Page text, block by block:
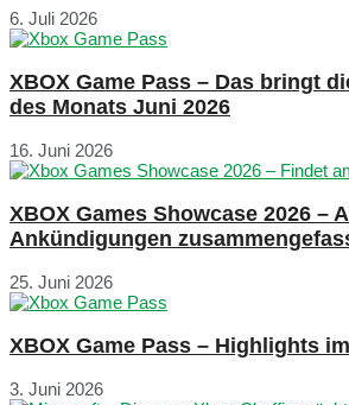
6. Juli 2026
XBOX Game Pass – Das bringt
des Monats Juni 2026
16. Juni 2026
XBOX Games Showcase 2026 –
Ankündigungen
25. Juni 2026
XBOX Game Pass – Highlights
3. Juni 2026